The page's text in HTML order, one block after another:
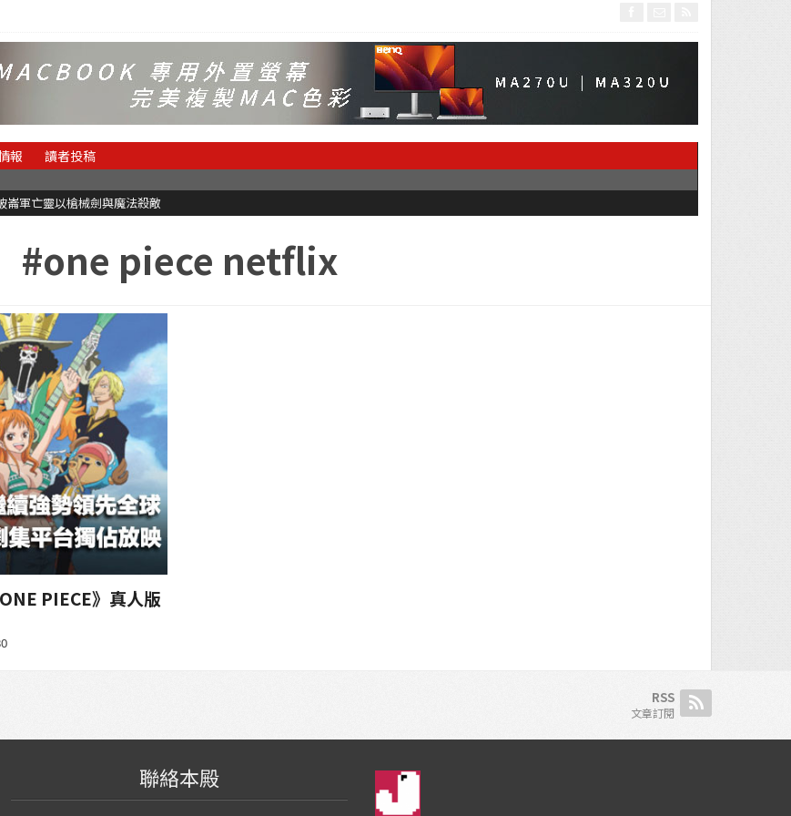
報 讀者投稿
崙軍亡靈以槍械劍與魔法殺敵
#one piece netflix
PIECE》真人版
RSS
文章訂閱
聯絡本殿